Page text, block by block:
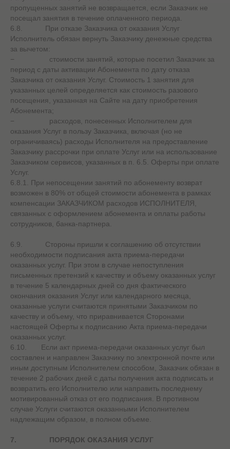
пропущенных занятий не возвращается, если Заказчик не
посещал занятия в течение оплаченного периода.
6.8. При отказе Заказчика от оказания Услуг
Исполнитель обязан вернуть Заказчику денежные средства
за вычетом:
− стоимости занятий, которые посетил Заказчик за
период с даты активации Абонемента по дату отказа
Заказчика от оказания Услуг. Стоимость 1 занятия для
указанных целей определяется как стоимость разового
посещения, указанная на Сайте на дату приобретения
Абонемента;
− расходов, понесенных Исполнителем для
оказания Услуг в пользу Заказчика, включая (но не
ограничиваясь) расходы Исполнителя на предоставление
Заказчику рассрочки при оплате Услуг или на использование
Заказчиком сервисов, указанных в п. 6.5. Оферты при оплате
Услуг.
6.8.1. При непосещении занятий по абонементу возврат
возможен в 80% от общей стоимости абонемента в рамках
компенсации ЗАКАЗЧИКОМ расходов ИСПОЛНИТЕЛЯ,
связанных с оформлением абонемента и оплаты работы
сотрудников, банка-партнера.
6.9. Стороны пришли к соглашению об отсутствии
необходимости подписания акта приема-передачи
оказанных услуг. При этом в случае непоступления
письменных претензий к качеству и объему оказанных услуг
в течение 5 календарных дней со дня фактического
окончания оказания Услуг или календарного месяца,
оказанные услуги считаются принятыми Заказчиком по
качеству и объему, что приравнивается Сторонами
настоящей Оферты к подписанию Акта приема-передачи
оказанных услуг.
6.10. Если акт приема-передачи оказанных услуг был
составлен и направлен Заказчику по электронной почте или
иным доступным Исполнителем способом, Заказчик обязан в
течение 2 рабочих дней с даты получения акта подписать и
возвратить его Исполнителю или направить последнему
мотивированный отказ от его подписания. В противном
случае Услуги считаются оказанными Исполнителем
надлежащим образом, в полном объеме.
7. ПОРЯДОК ОКАЗАНИЯ УСЛУГ